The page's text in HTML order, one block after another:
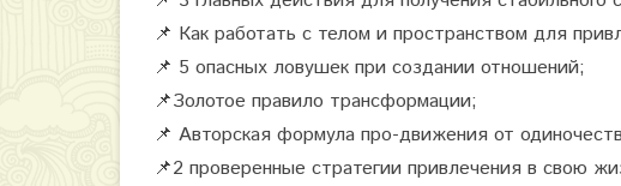
📌 Как работать с телом и пространством для
📌 5 опасных ловушек при создании отношений;
📌Золотое правило трансформации;
📌 Авторская формула про-движения от
📌2 проверенные стратегии привлечения в свою